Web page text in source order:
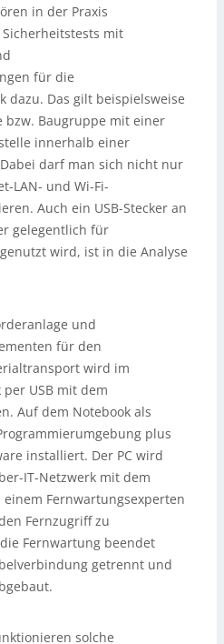
in der Praxis
mit
für die
dazu. Das gilt beispielsweise
bzw. Baugruppe mit einer
innerhalb einer
darf man sich nicht nur
LAN- und Wi-Fi-
Auch ein USB-Stecker an
gelegentlich für
wird, ist in die Analyse
und
für den
wird im
USB mit dem
Auf dem Notebook als
plus
installiert. Der PC wird
IT-Netzwerk mit dem
Fernwartungsexperten
Fernzugriff zu
Fernwartung beendet
getrennt und
solche